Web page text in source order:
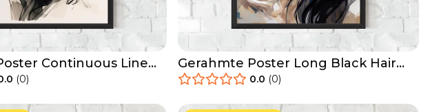
Continuous Line
(0)
Gerahmte Poster Long Black Hair
Portrait
0.0 (0)
29.90 Ab 49.90 € 29.90